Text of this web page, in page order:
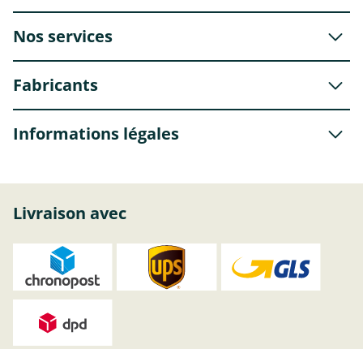
Nos services
Fabricants
Informations légales
Livraison avec